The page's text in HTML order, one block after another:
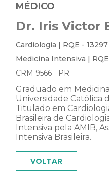
MÉDICO
Dr. Iris Victor
Cardiologia | RQE - 13297
Medicina Intensiva |
CRM 9566 - PR
Graduado em
Universidade Católica
Titulado em
Brasileira de
Intensiva pela AMIB,
Intensiva Brasileira.
VOLTAR